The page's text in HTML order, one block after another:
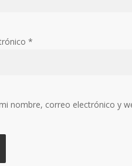
*
nombre, correo electrónico y